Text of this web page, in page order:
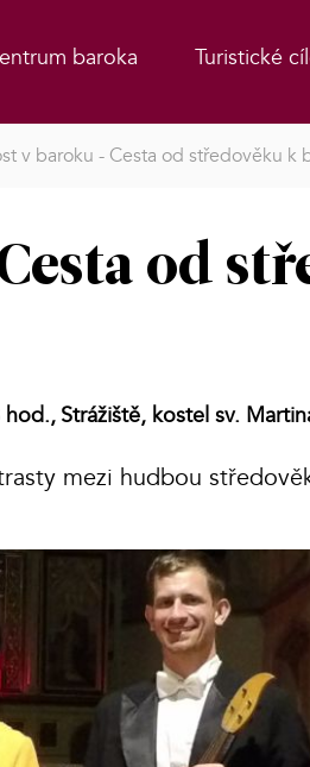
baroka Turistické
v baroku - Cesta od středověku k
od
hod., Strážiště, kostel sv.
mezi hudbou